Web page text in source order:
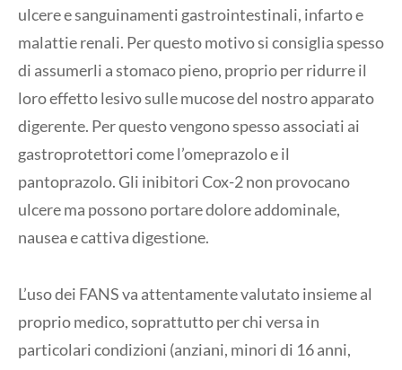
ulcere e sanguinamenti gastrointestinali, infarto e
malattie renali. Per questo motivo si consiglia spesso
di assumerli a stomaco pieno, proprio per ridurre il
loro effetto lesivo sulle mucose del nostro apparato
digerente. Per questo vengono spesso associati ai
gastroprotettori come l’omeprazolo e il
pantoprazolo. Gli inibitori Cox-2 non provocano
ulcere ma possono portare dolore addominale,
nausea e cattiva digestione.
L’uso dei FANS va attentamente valutato insieme al
proprio medico, soprattutto per chi versa in
particolari condizioni (anziani, minori di 16 anni,